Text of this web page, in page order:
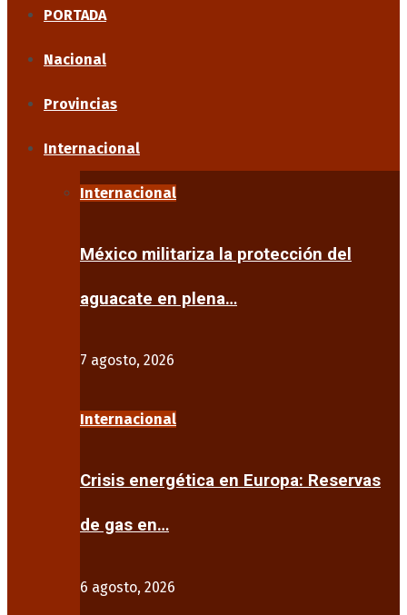
PORTADA
Nacional
Provincias
Internacional
Internacional
México militariza la protección del
aguacate en plena…
7 agosto, 2026
Internacional
Crisis energética en Europa: Reservas
de gas en…
6 agosto, 2026